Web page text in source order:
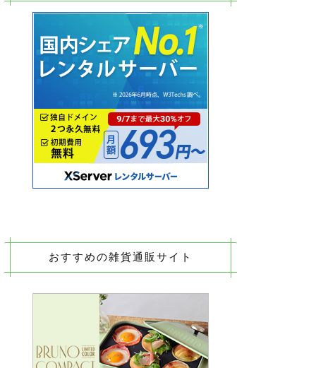
おすすめの雑貨通販サイト